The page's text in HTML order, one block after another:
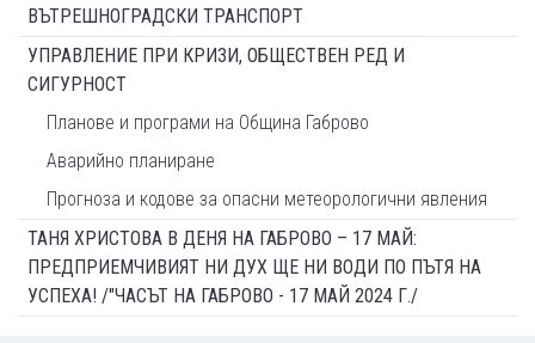
ВЪТРЕШНОГРАДСКИ ТРАНСПОРТ
УПРАВЛЕНИЕ ПРИ КРИЗИ, ОБЩЕСТВЕН РЕД И
СИГУРНОСТ
Планове и програми на Община Габрово
Аварийно планиране
Прогноза и кодове за опасни метеорологични явления
ТАНЯ ХРИСТОВА В ДЕНЯ НА ГАБРОВО – 17 МАЙ:
ПРЕДПРИЕМЧИВИЯТ НИ ДУХ ЩЕ НИ ВОДИ ПО ПЪТЯ НА
УСПЕХА! /"ЧАСЪТ НА ГАБРОВО - 17 МАЙ 2024 Г./